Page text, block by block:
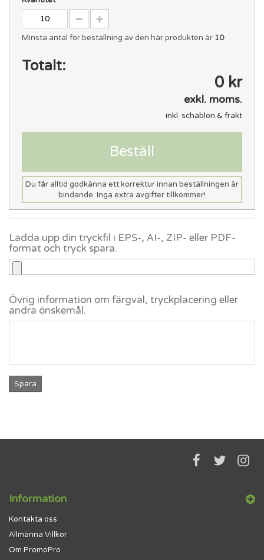
Minsta antal för beställning av den här produkten är 10
Totalt:
0 kr
exkl. moms.
inkl. schablon & frakt
Beställ
Du får alltid godkänna ett korrektur innan beställningen är
bindande. Inga extra avgifter tillkommer!
Ladda upp din tryckfil i EPS-, AI-, ZIP- eller PDF-
format och tryck spara.
Övrig information om färgval, tryckplacering eller
andra önskemål.
Spara
Information
Kontakta oss
Allmänna Villkor
Om PromoPro